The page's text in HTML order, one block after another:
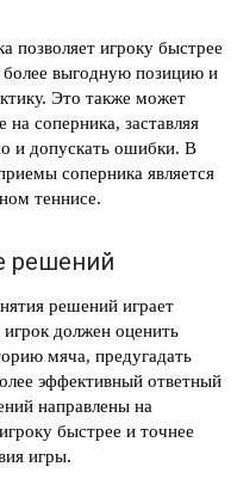
позволяет игроку быстрее
более выгодную позицию и
Это также может
на соперника, заставляя
и допускать ошибки. В
соперника является
теннисе.
решений
решений играет
должен оценить
мяча, предугадать
эффективный ответный
направлены на
быстрее и точнее
игры.